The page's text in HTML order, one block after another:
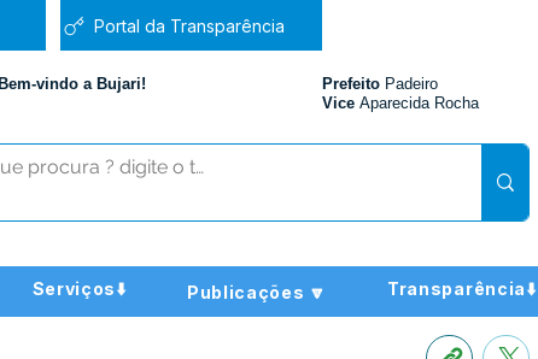
Portal da Transparência
vindo a Bujari! Prefeito Padeiro
Vice Aparecida Rocha
Serviços⬇️ Publicações 🔽 Transparência⬇️